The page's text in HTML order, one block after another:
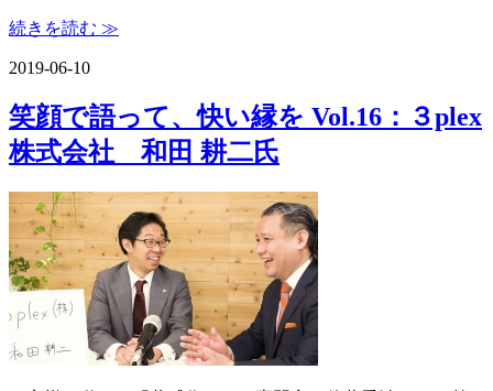
続きを読む ≫
2019-06-10
笑顔で語って、快い縁を Vol.16：３plex
株式会社 和田 耕二氏